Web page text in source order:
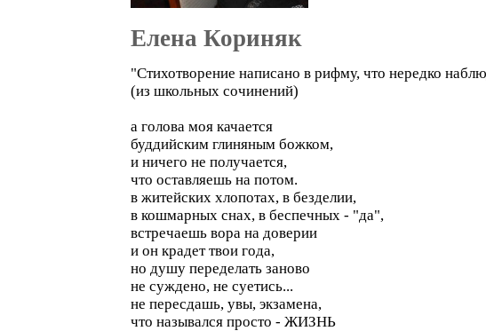
Елена Кориняк
"Стихотворение написано в рифму, что нередко
(из школьных сочинений)
а голова моя качается
буддийским глиняным божком,
и ничего не получается,
что оставляешь на потом.
в житейских хлопотах, в безделии,
в кошмарных снах, в беспечных - "да",
встречаешь вора на доверии
и он крадет твои года,
но душу переделать заново
не суждено, не суетись...
не пересдашь, увы, экзамена,
что назывался просто - ЖИЗНЬ